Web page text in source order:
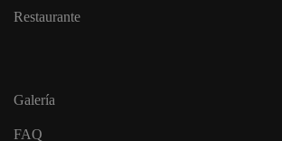
Restaurante
Galería
FAQ